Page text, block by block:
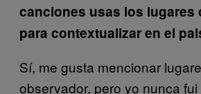
canciones usas los lugares
para contextualizar en el
Sí, me gusta mencionar
observador, pero yo nunca